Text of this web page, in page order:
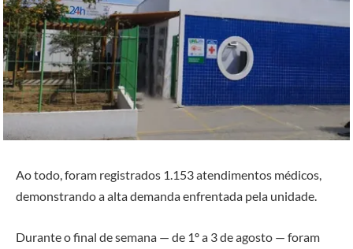
Ao todo, foram registrados 1.153 atendimentos médicos,
demonstrando a alta demanda enfrentada pela unidade.
Durante o final de semana — de 1º a 3 de agosto — foram